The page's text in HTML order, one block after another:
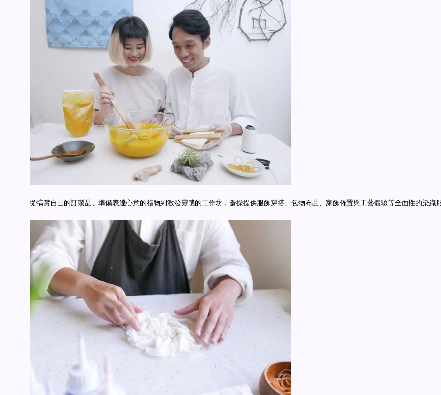
從犒賞自己的訂製品、準備表達心意的禮物到激發靈感的工作坊，蚤操提供服飾穿搭、包物布品、家飾佈置與工藝體驗等全面性的染織